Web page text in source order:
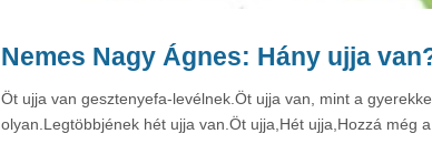
Nemes Nagy Ágnes: Hány ujja
Öt ujja van gesztenyefa-levélnek.Öt ujja van, mint a
olyan.Legtöbbjének hét ujja van.Öt ujja,Hét ujja,Hozzá még